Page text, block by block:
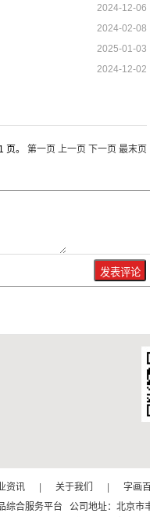
2024-12-06
2024-02-08
2025-01-03
2024-12-02
页。 第一页 上一页 下一页 最末页
资讯 关于我们
字画
合服务平台 公司地址：北京市